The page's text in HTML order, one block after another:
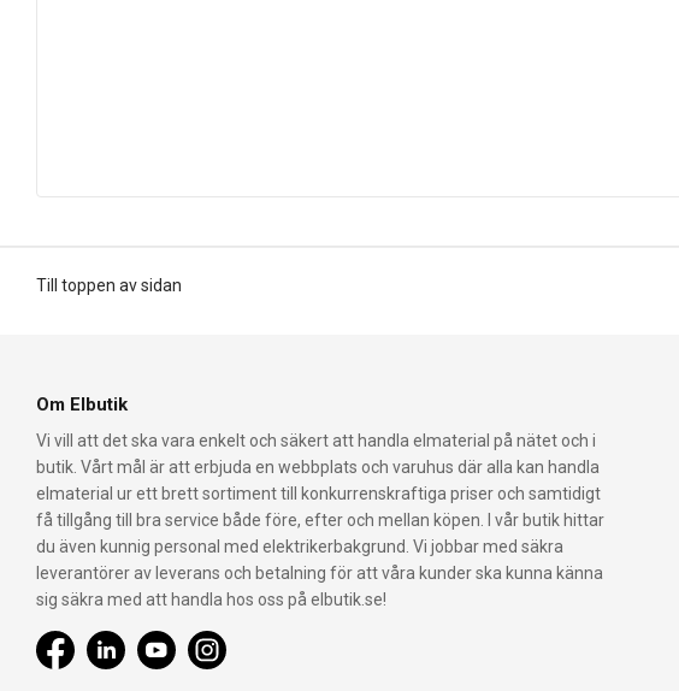
Till toppen av sidan
Om Elbutik
Vi vill att det ska vara enkelt och säkert att handla elmaterial på nätet och i
butik. Vårt mål är att erbjuda en webbplats och varuhus där alla kan handla
elmaterial ur ett brett sortiment till konkurrenskraftiga priser och samtidigt
få tillgång till bra service både före, efter och mellan köpen. I vår butik hittar
du även kunnig personal med elektrikerbakgrund. Vi jobbar med säkra
leverantörer av leverans och betalning för att våra kunder ska kunna känna
sig säkra med att handla hos oss på elbutik.se!